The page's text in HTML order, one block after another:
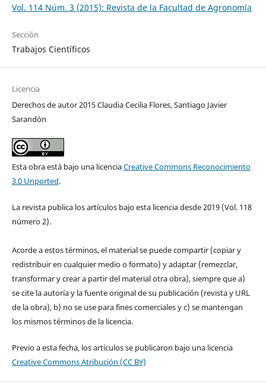
Vol. 114 Núm. 3 (2015): Revista de la Facultad de Agronomía
Sección
Trabajos Científicos
Licencia
Derechos de autor 2015 Claudia Cecilia Flores, Santiago Javier
Sarandón
Esta obra está bajo una licenciaCreative Commons Reconocimiento
3.0 Unported.
La revista publica los artículos bajo esta licencia desde 2019 (Vol. 118
número 2).
Acorde a estos términos, el material se puede compartir (copiar y
redistribuir en cualquier medio o formato) y adaptar (remezclar,
transformar y crear a partir del material otra obra), siempre que a)
se cite la autoría y la fuente original de su publicación (revista y URL
de la obra), b) no se use para fines comerciales y c) se mantengan
los mismos términos de la licencia.
Previo a esta fecha, los artículos se publicaron bajo una licencia
Creative Commons Atribución (CC BY)